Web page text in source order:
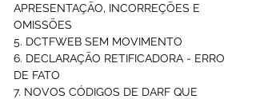
APRESENTAÇÃO, INCORREÇÕES E
OMISSÕES
5. DCTFWEB SEM MOVIMENTO
6. DECLARAÇÃO RETIFICADORA - ERRO
DE FATO
7. NOVOS CÓDIGOS DE DARF QUE